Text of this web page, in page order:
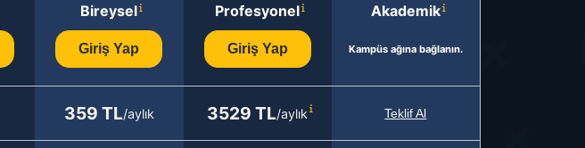
Bireysel
Giriş Yap
Profesyonel
Giriş Yap
Akademik
Kampüs ağına bağlanın.
359 TL/aylık 3529 TL/aylık Teklif Al